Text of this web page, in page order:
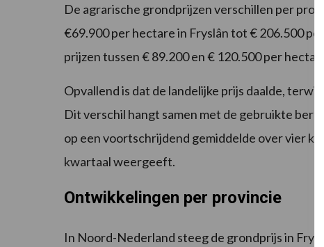
De agrarische grondprijzen verschillen per
€69.900 per hectare in Fryslân tot € 206.500
prijzen tussen € 89.200 en € 120.500 per hectare.
Opvallend is dat de landelijke prijs daalde,
Dit verschil hangt samen met de gebruikte
op een voortschrijdend gemiddelde over vier
kwartaal weergeeft.
Ontwikkelingen per provincie
In Noord-Nederland steeg de grondprijs in